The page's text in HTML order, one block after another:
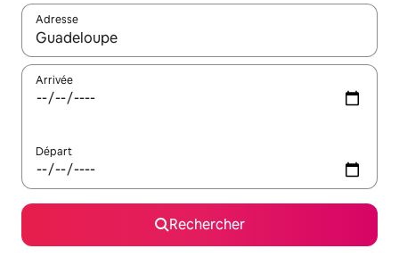
Adresse
Lorsque les résultats s'affichent, utilisez les flèches vers le
Arrivée
Départ
Rechercher